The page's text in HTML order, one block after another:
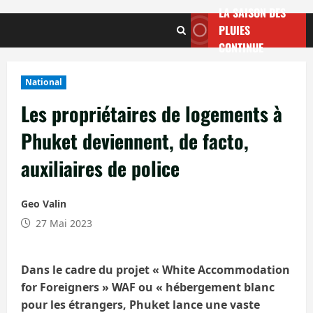
LA SAISON DES
PLUIES
CONTINUE
National
Les propriétaires de logements à
Phuket deviennent, de facto,
auxiliaires de police
Geo Valin
27 Mai 2023
Dans le cadre du projet « White Accommodation
for Foreigners » WAF ou « hébergement blanc
pour les étrangers, Phuket lance une vaste